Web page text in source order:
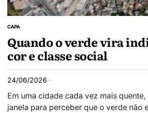
CAPA
Quando o verde vira
cor e classe social
24/06/2026
Em uma cidade cada vez mais
janela para perceber que o verde não